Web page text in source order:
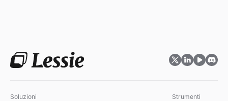
Soluzioni Strumenti